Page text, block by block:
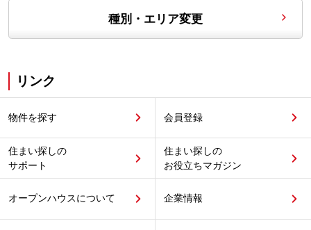
種別・エリア変更
リンク
物件を探す 会員登録
住まい探しの
サポート
住まい探しの
お役立ちマガジン
オープンハウスについて 企業情報